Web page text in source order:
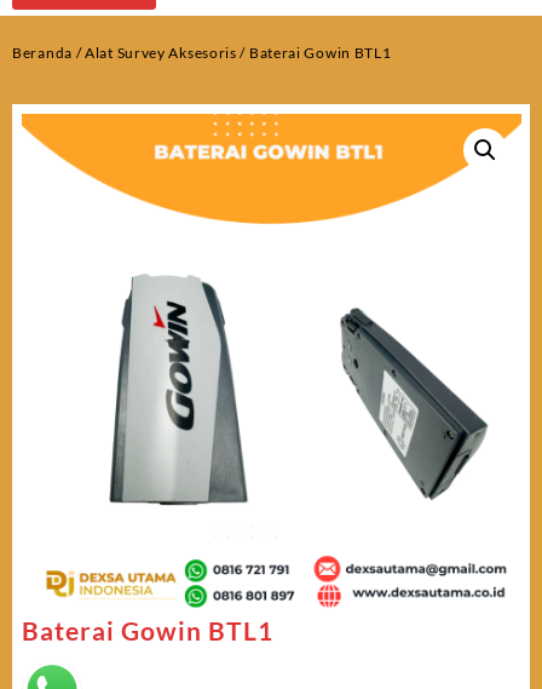
Beranda /Alat Survey Aksesoris / Baterai Gowin BTL1
Baterai Gowin BTL1